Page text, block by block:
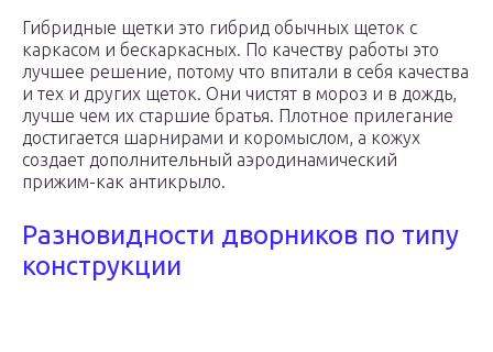
Гибридные щетки это гибрид обычных щеток с
каркасом и бескаркасных. По качеству работы это
лучшее решение, потому что впитали в себя качества
и тех и других щеток. Они чистят в мороз и в дождь,
лучше чем их старшие братья. Плотное прилегание
достигается шарнирами и коромыслом, а кожух
создает дополнительный аэродинамический
прижим-как антикрыло.
Разновидности дворников по типу
конструкции